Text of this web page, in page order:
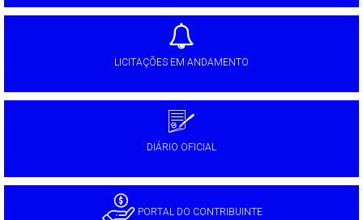
LICITAÇÕES EM ANDAMENTO
DIÁRIO OFICIAL
PORTAL DO CONTRIBUINTE